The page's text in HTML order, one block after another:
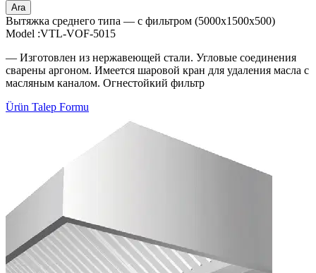
Ara
Вытяжка среднего типа — с фильтром (5000x1500x500)
Model :VTL-VOF-5015
— Изготовлен из нержавеющей стали. Угловые соединения
сварены аргоном. Имеется шаровой кран для удаления масла с
масляным каналом. Огнестойкий фильтр
Ürün Talep Formu